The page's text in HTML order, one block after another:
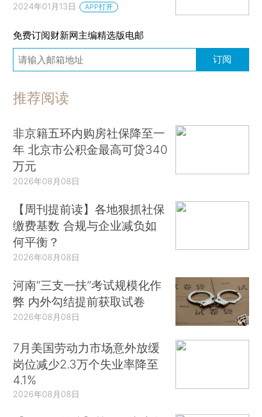
2024年01月13日 APP打开
免费订阅财新网主编精选版电邮
订阅
推荐阅读
非京籍五环内购房社保降至一
年 北京市公积金最高可贷340
万元
2026年08月08日
【周刊提前读】各地狠抓社保
缴费基数 合规与企业减负如
何平衡？
2026年08月08日
河南“三支一扶”考试规模化作
弊 内外勾结提前获取试卷
2026年08月08日
7月美国劳动力市场意外放缓
岗位减少2.3万个失业率降至
4.1%
2026年08月08日